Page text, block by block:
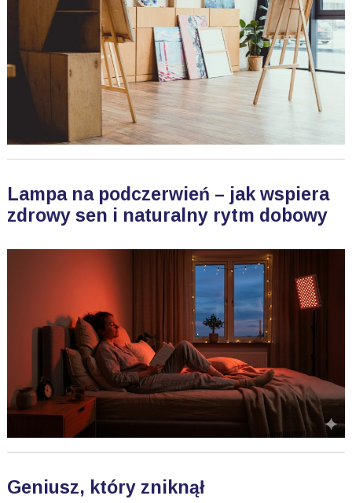
Lampa na podczerwień – jak wspiera
zdrowy sen i naturalny rytm dobowy
Geniusz, który zniknął